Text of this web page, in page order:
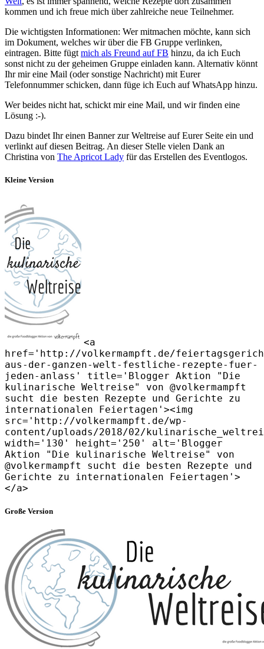
kommen und ich freue mich über zahlreiche neue Teilnehmer.
Die wichtigsten Informationen: Wer mitmachen möchte, kann sich
im Dokument, welches wir über die FB Gruppe verlinken,
eintragen. Bitte fügt mich als Freund auf FB hinzu, da ich Euch
sonst nicht zu der geheimen Gruppe einladen kann. Alternativ könnt
Ihr mir eine Mail (oder sonstige Nachricht) mit Eurer
Telefonnummer schicken, dann füge ich Euch auf WhatsApp hinzu.
Wer beides nicht hat, schickt mir eine Mail, und wir finden eine
Lösung :-).
Dazu bindet Ihr einen Banner zur Weltreise auf Eurer Seite ein und
verlinkt auf diesen Beitrag. An dieser Stelle vielen Dank an
Christina von The Apricot Lady für das Erstellen des Eventlogos.
Kleine Version
<a
href='http://volkermampft.de/
aus-der-ganzen-welt-festliche-rezepte-fuer-
jeden-anlass' title='Blogger Aktion "Die
kulinarische Weltreise" von @volkermampft
sucht die besten Rezepte und Gerichte zu
internationalen Feiertagen'><img
src='http://volkermampft.de/wp-
content/uploads/2018/02/
width='130' height='250' alt='Blogger
Aktion "Die kulinarische Weltreise" von
@volkermampft sucht die besten Rezepte und
Gerichte zu internationalen Feiertagen'>
</a>
Große Version